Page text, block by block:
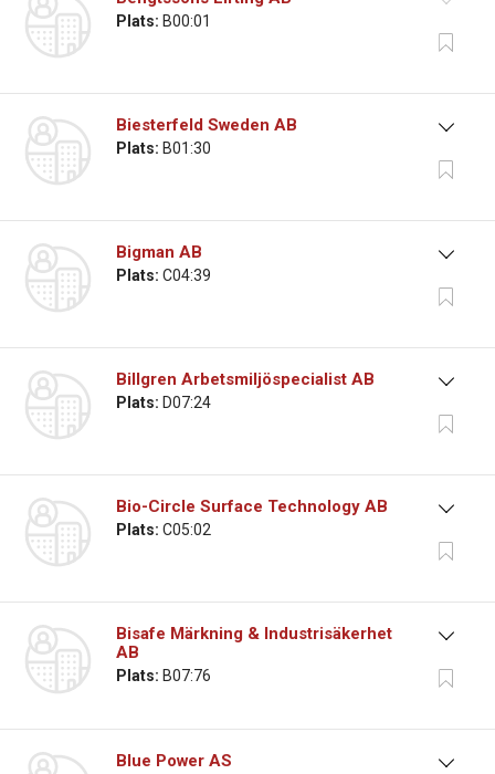
Plats: B00:01
Biesterfeld Sweden AB
Plats: B01:30
Bigman AB
Plats: C04:39
Billgren Arbetsmiljöspecialist AB
Plats: D07:24
Bio-Circle Surface Technology AB
Plats: C05:02
Bisafe Märkning & Industrisäkerhet
AB
Plats: B07:76
Blue Power AS